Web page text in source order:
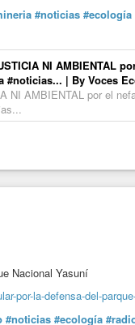
#noticias #ecología
NI AMBIENTAL
| By Voces
NI AMBIENTAL por el
Nacional Yasuní
por-la-defensa-del-
#noticias #ecología